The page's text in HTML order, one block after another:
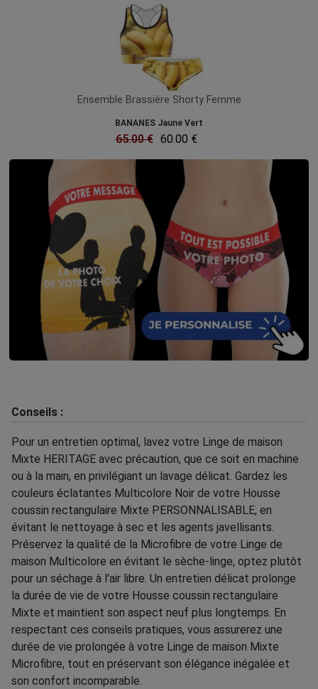
Ensemble Brassière Shorty Femme
BANANES Jaune Vert
65.00 € 60.00 €
Conseils :
Pour un entretien optimal, lavez votre Linge de maison
Mixte HERITAGE avec précaution, que ce soit en machine
ou à la main, en privilégiant un lavage délicat. Gardez les
couleurs éclatantes Multicolore Noir de votre Housse
coussin rectangulaire Mixte PERSONNALISABLE, en
évitant le nettoyage à sec et les agents javellisants.
Préservez la qualité de la Microfibre de votre Linge de
maison Multicolore en évitant le sèche-linge, optez plutôt
pour un séchage à l'air libre. Un entretien délicat prolonge
la durée de vie de votre Housse coussin rectangulaire
Mixte et maintient son aspect neuf plus longtemps. En
respectant ces conseils pratiques, vous assurerez une
durée de vie prolongée à votre Linge de maison Mixte
Microfibre, tout en préservant son élégance inégalée et
son confort incomparable.